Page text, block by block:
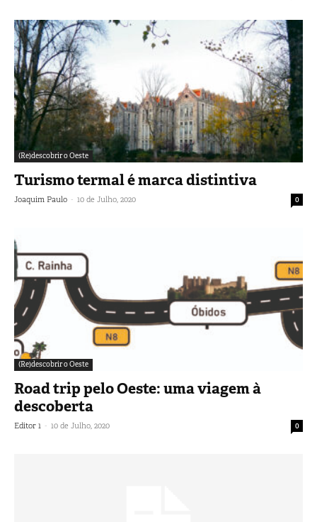
(Re)descobrir o Oeste
Turismo termal é marca distintiva
Joaquim Paulo - 10 de Julho, 2020 0
(Re)descobrir o Oeste
Road trip pelo Oeste: uma viagem à
descoberta
Editor 1 - 10 de Julho, 2020 0